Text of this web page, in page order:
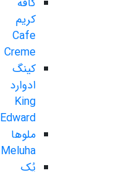
کریم
Cafe
Creme
کینگ
ادوارد
King
Edward
ملوها
Meluha
پُک